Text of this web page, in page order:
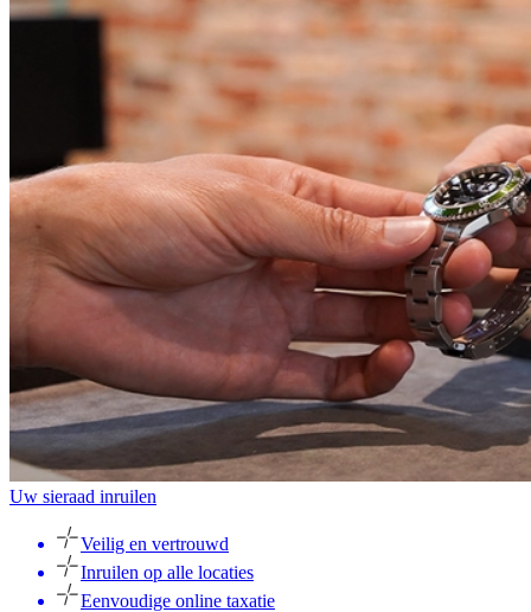
Uw sieraad inruilen
Veilig en vertrouwd
Inruilen op alle locaties
Eenvoudige online taxatie